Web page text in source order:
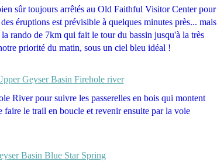
sûr toujours arrêtés au Old Faithful Visitor Center pour
éruptions est prévisible à quelques minutes près... mais
rando de 7km qui fait le tour du bassin jusqu'à la très
priorité du matin, sous un ciel bleu idéal !
River pour suivre les passerelles en bois qui montent
le trail en boucle et revenir ensuite par la voie